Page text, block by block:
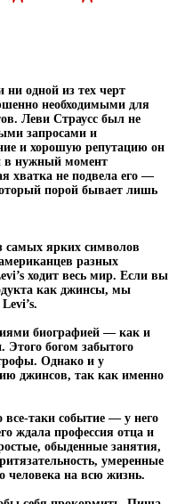
ни одной из тех черт
необходимыми для
Леви Страусс был не
запросами и
и хорошую репутацию он
в нужный момент
хватка не подвела его —
порой бывает лишь
самых ярких символов
разных
ходит весь мир. Если вы
как джинсы, мы
биографией — как и
Этого богом забытого
Однако и у
джинсов, так как именно
все-таки событие — у него
ждала профессия отца и
обыденные занятия,
умеренные
человека на всю жизнь.